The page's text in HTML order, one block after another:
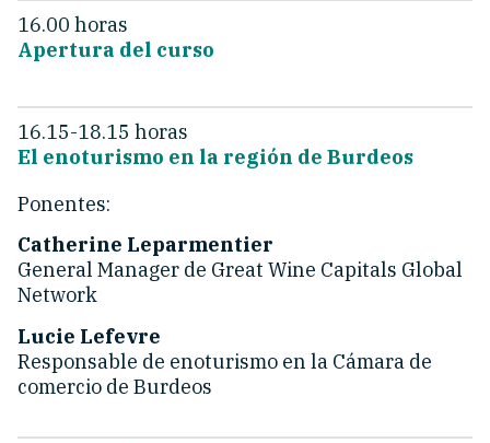
16.00 horas
Apertura del curso
16.15-18.15 horas
El enoturismo en la región de Burdeos
Ponentes:
Catherine Leparmentier
General Manager de Great Wine Capitals Global
Network
Lucie Lefevre
Responsable de enoturismo en la Cámara de
comercio de Burdeos